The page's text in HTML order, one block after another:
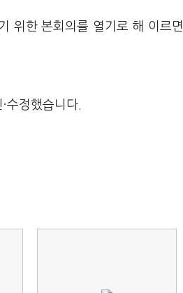
위한 본회의를 열기로 해 이르면
수정했습니다.